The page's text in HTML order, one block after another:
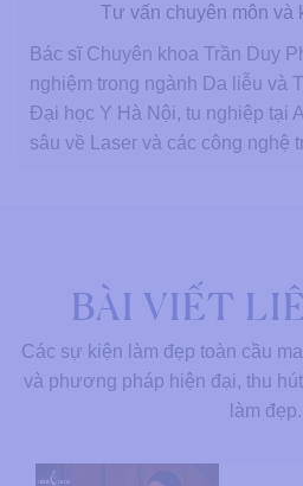
Tư vấn chuyên môn và
Bác sĩ Chuyên khoa Trần Duy
nghiệm trong ngành Da liễu và
Đại học Y Hà Nội, tu nghiệp tại
sâu về Laser và các công nghệ
BÀI VIẾT
Các sự kiện làm đẹp toàn cầu
và phương pháp hiện đại, thu
làm đẹp.